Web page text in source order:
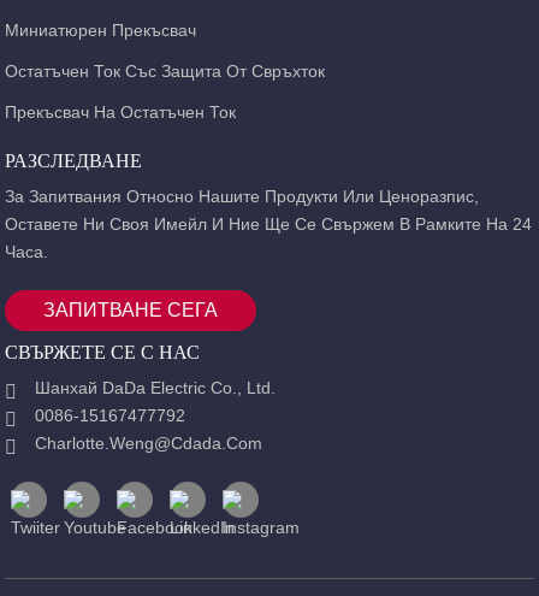
Миниатюрен Прекъсвач
Остатъчен Ток Със Защита От Свръхток
Прекъсвач На Остатъчен Ток
РАЗСЛЕДВАНЕ
За Запитвания Относно Нашите Продукти Или Ценоразпис,
Оставете Ни Своя Имейл И Ние Ще Се Свържем В Рамките На 24
Часа.
ЗАПИТВАНЕ СЕГА
СВЪРЖЕТЕ СЕ С НАС
Шанхай DaDa Electric Co., Ltd.
0086-15167477792
Charlotte.weng@cdada.com